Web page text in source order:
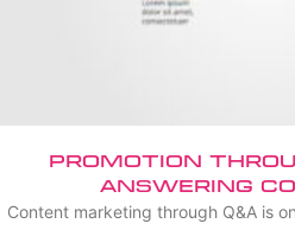
Promotion
Answering
Content marketing through Q&A is